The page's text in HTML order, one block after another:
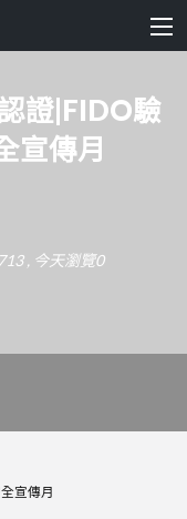
證|FIDO驗
宣傳月
, 今天瀏覽0
宣傳月